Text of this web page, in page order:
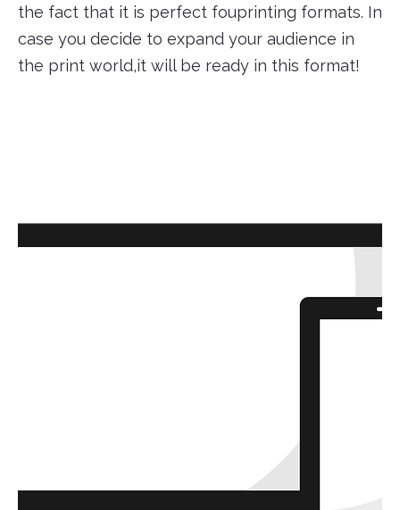
the fact that it is perfect fouprinting formats. In
case you decide to expand your audience in
the print world,it will be ready in this format!